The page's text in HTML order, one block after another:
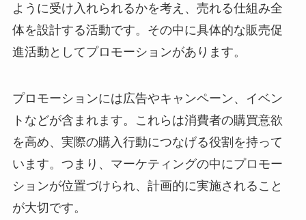
ように受け入れられるかを考え、売れる仕組み全
体を設計する活動です。その中に具体的な販売促
進活動としてプロモーションがあります。
プロモーションには広告やキャンペーン、イベン
トなどが含まれます。これらは消費者の購買意欲
を高め、実際の購入行動につなげる役割を持って
います。つまり、マーケティングの中にプロモー
ションが位置づけられ、計画的に実施されること
が大切です。